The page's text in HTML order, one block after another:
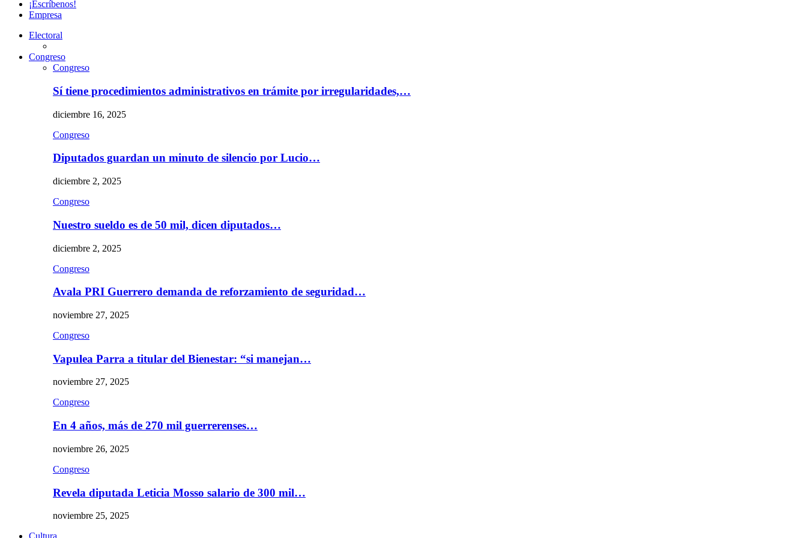
¡Escríbenos!
Empresa
Electoral
Congreso
Congreso
Sí tiene procedimientos administrativos en trámite por irregularidades,…
diciembre 16, 2025
Congreso
Diputados guardan un minuto de silencio por Lucio…
diciembre 2, 2025
Congreso
Nuestro sueldo es de 50 mil, dicen diputados…
diciembre 2, 2025
Congreso
Avala PRI Guerrero demanda de reforzamiento de seguridad…
noviembre 27, 2025
Congreso
Vapulea Parra a titular del Bienestar: “si manejan…
noviembre 27, 2025
Congreso
En 4 años, más de 270 mil guerrerenses…
noviembre 26, 2025
Congreso
Revela diputada Leticia Mosso salario de 300 mil…
noviembre 25, 2025